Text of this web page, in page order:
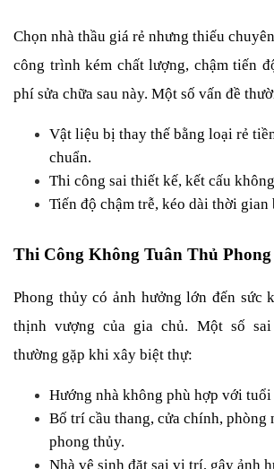
Chọn nhà thầu giá rẻ nhưng thiếu
công trình kém chất lượng, chậm tiến
phí sửa chữa sau này. Một số vấn đề
Vật liệu bị thay thế bằng loại rẻ
chuẩn.
Thi công sai thiết kế, kết cấu
Tiến độ chậm trễ, kéo dài thời gian
Thi Công Không Tuân Thủ
Phong thủy có ảnh hưởng lớn đến sức
thịnh vượng của gia chủ. Một số
thường gặp khi xây biệt thự:
Hướng nhà không phù hợp với tuổi
Bố trí cầu thang, cửa chính, phòng
phong thủy.
Nhà vệ sinh đặt sai vị trí, gây ảnh